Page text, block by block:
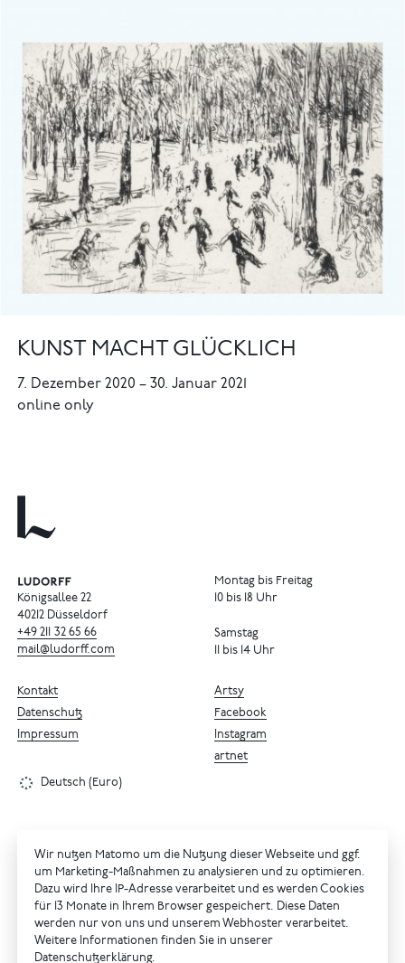
KUNST MACHT GLÜCKLICH
7. Dezember 2020–30. Januar 2021
online only
Königsallee 22
40212 Düsseldorf
+49 211 32 65 66
mail@ludorff.com
Montag bis Freitag
10 bis 18 Uhr
Samstag
11 bis 14 Uhr
Artsy
Facebook
Instagram
artnet
Kontakt
Datenschutz
Impressum
Deutsch (Euro)
Wir nutzen Matomo um die Nutzung dieser Webseite und ggf.
um Marketing-Maßnahmen zu analysieren und zu optimieren.
Dazu wird Ihre IP-Adresse verarbeitet und es werden Cookies
für 13 Monate in Ihrem Browser gespeichert. Diese Daten
werden nur von uns und unserem Webhoster verarbeitet.
Weitere Informationen finden Sie in unserer
Datenschutzerklärung.